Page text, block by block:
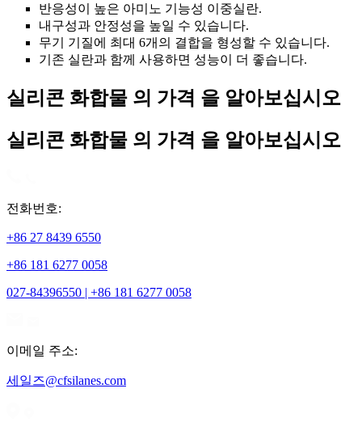
반응성이 높은 아미노 기능성 이중실란.
내구성과 안정성을 높일 수 있습니다.
무기 기질에 최대 6개의 결합을 형성할 수 있습니다.
기존 실란과 함께 사용하면 성능이 더 좋습니다.
실리콘 화합물 의 가격 을 알아보십시오
실리콘 화합물 의 가격 을 알아보십시오
전화번호:
+86 27 8439 6550
+86 181 6277 0058
027-84396550 | +86 181 6277 0058
이메일 주소:
세일즈@cfsilanes.com